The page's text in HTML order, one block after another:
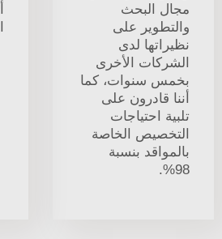
مجال البحث
والتطوير على
نظيراتها لدى
الشركات الأخرى
بخمس سنوات، كما
أننا قادرون على
تلبية احتياجات
التخصيص الخاصة
بالمواقد بنسبة
98%.